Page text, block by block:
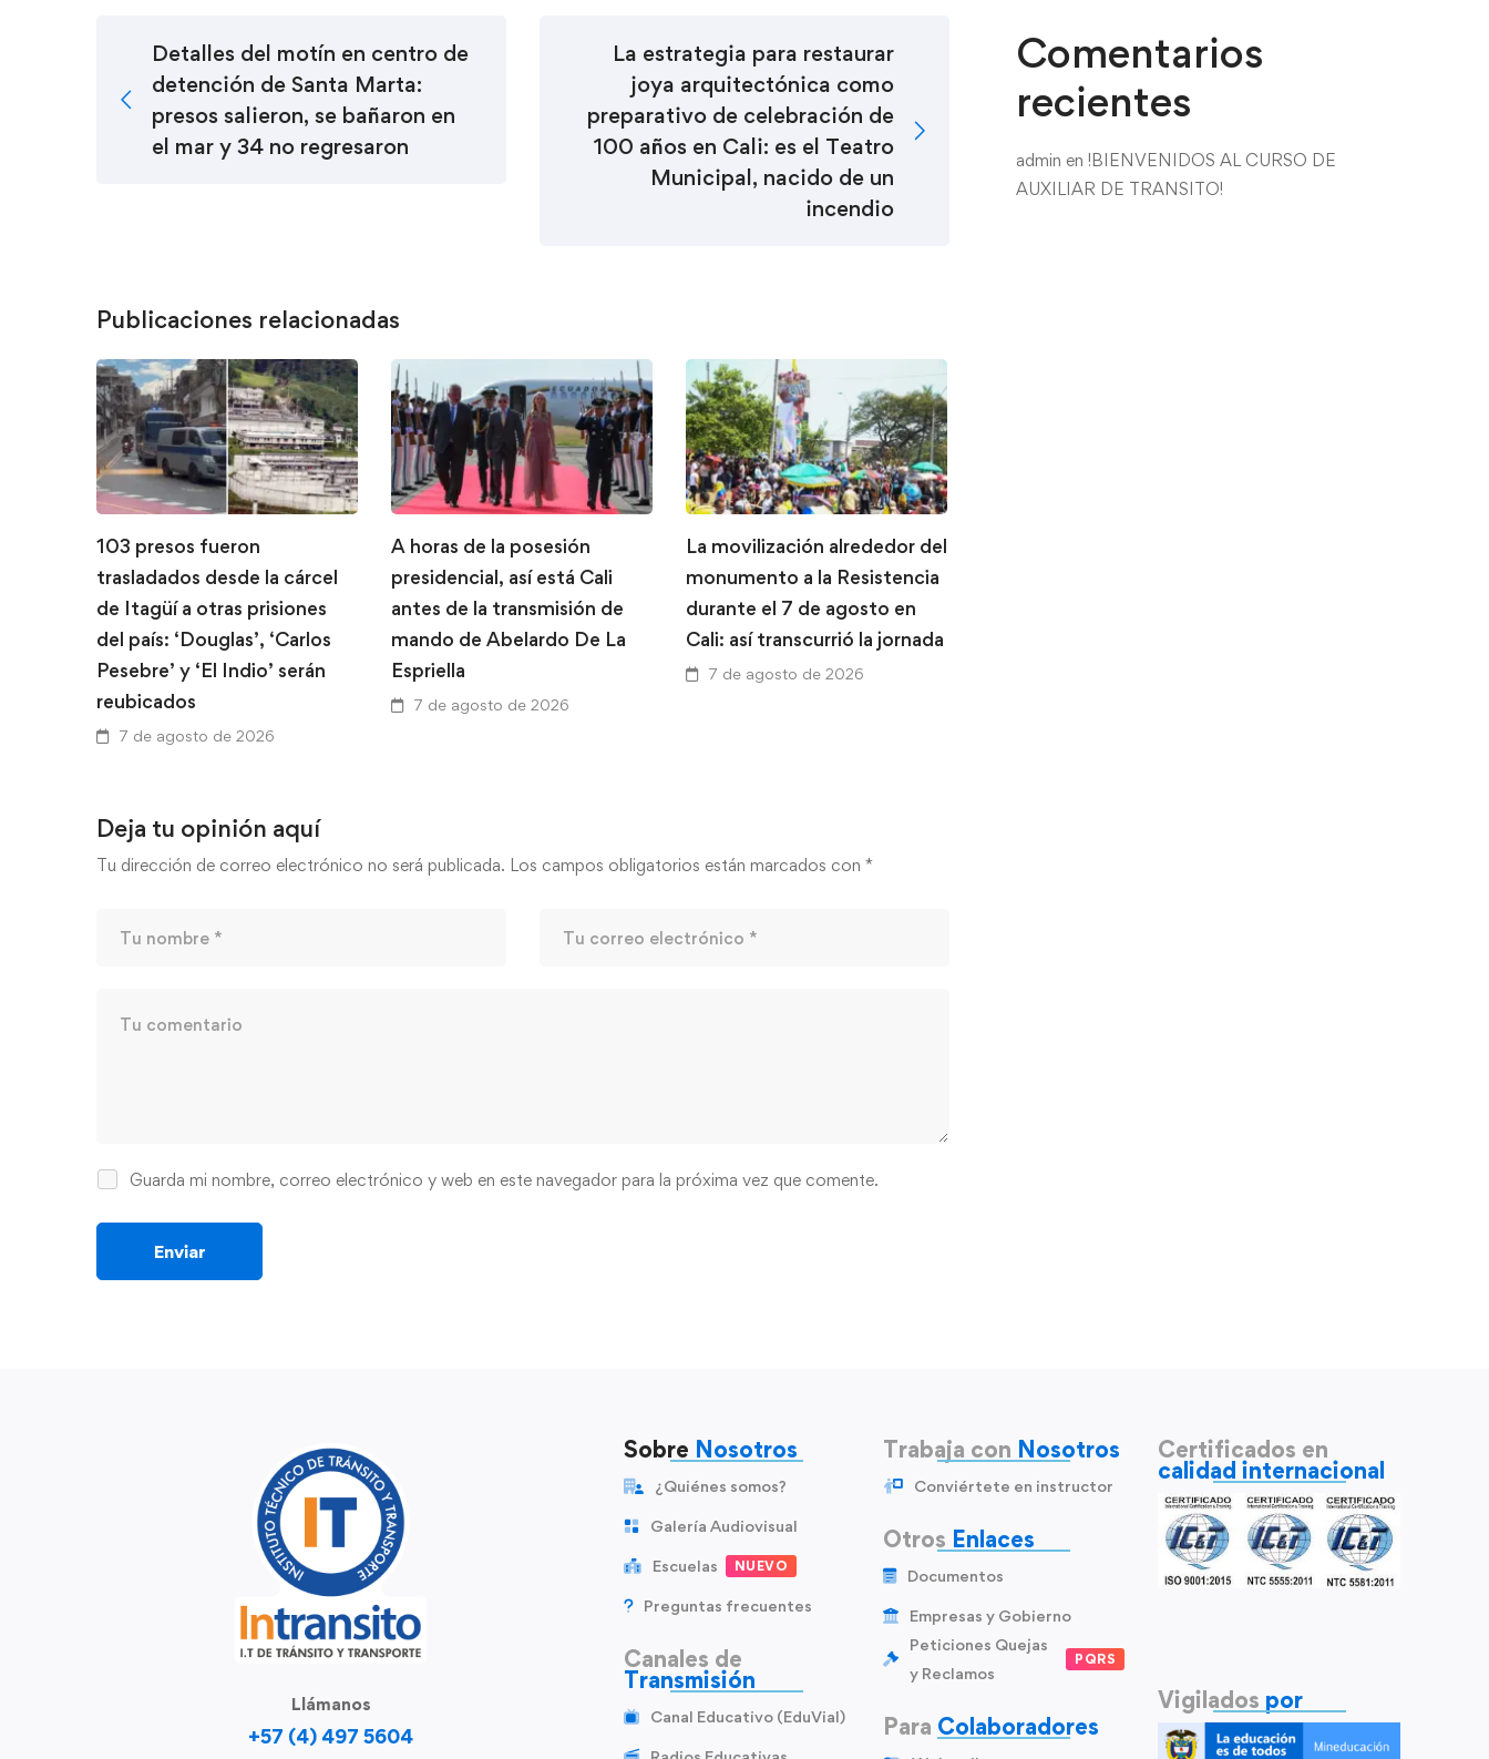
Detalles del motín en centro de
detención de Santa Marta:
presos salieron, se bañaron en
el mar y 34 no regresaron
La estrategia para restaurar
joya arquitectónica como
preparativo de celebración de
100 años en Cali: es el Teatro
Municipal, nacido de un
incendio
Publicaciones relacionadas
103 presos fueron
trasladados desde la cárcel
de Itagüí a otras prisiones
del país: ‘Douglas’, ‘Carlos
Pesebre’ y ‘El Indio’ serán
reubicados
7 de agosto de 2026
A horas de la posesión
presidencial, así está Cali
antes de la transmisión de
mando de Abelardo De La
Espriella
7 de agosto de 2026
La movilización alrededor del
monumento a la Resistencia
durante el 7 de agosto en
Cali: así transcurrió la jornada
7 de agosto de 2026
Deja tu opinión aquí
Tu dirección de correo electrónico no será publicada. Los campos obligatorios están marcados con *
Guarda mi nombre, correo electrónico y web en este navegador para la próxima vez que comente.
Comentarios
recientes
admin en !BIENVENIDOS AL CURSO DE
AUXILIAR DE TRANSITO!
Llámanos
+57 (4) 497 5604
Sobre Nosotros
¿Quiénes somos?
Galería Audiovisual
Escuelas NUEVO
Preguntas frecuentes
Canales de
Transmisión
Canal Educativo (EduVial)
Trabaja con Nosotros
Conviértete en instructor
Otros Enlaces
Documentos
Empresas y Gobierno
Peticiones Quejas
y Reclamos
PQRS
Para Colaboradores
Certificados en
calidad internacional
Vigilados por